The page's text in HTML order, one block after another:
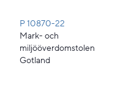
P 10870-22
Mark- och
miljööverdomstolen
Gotland